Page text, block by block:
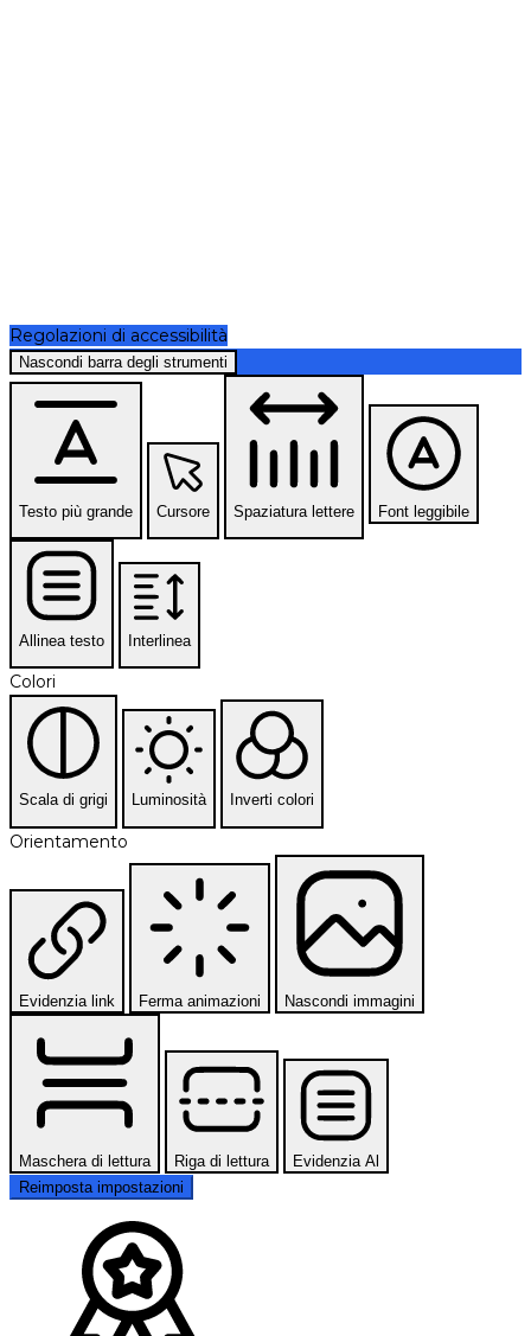
Regolazioni di accessibilità
Nascondi barra degli strumenti
Testo più grande Cursore Spaziatura lettere Font leggibile
Allinea testo Interlinea
Colori
Scala di grigi Luminosità Inverti colori
Orientamento
Evidenzia link Ferma animazioni Nascondi immagini
Maschera di lettura Riga di lettura
Evidenzia Al
Reimposta impostazioni